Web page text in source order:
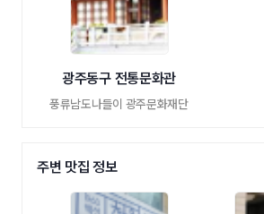
광주동구 전통문화관
풍류남도나들이 광주문화재단
주변 맛집 정보